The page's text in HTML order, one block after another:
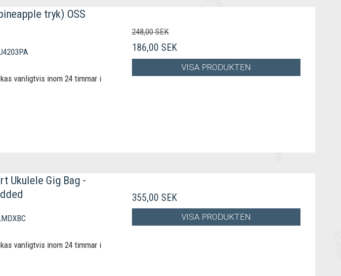
tryk) OSS
vanligtvis inom 24 timmar i
248,00 SEK
186,00 SEK
VISA PRODUKTEN
Ukulele Gig Bag -
vanligtvis inom 24 timmar i
355,00 SEK
VISA PRODUKTEN